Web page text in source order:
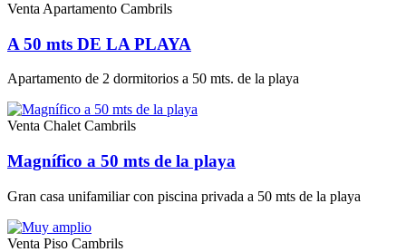
Venta Apartamento Cambrils
A 50 mts DE LA PLAYA
Apartamento de 2 dormitorios a 50 mts. de la playa
Venta Chalet Cambrils
Magnífico a 50 mts de la playa
Gran casa unifamiliar con piscina privada a 50 mts de la playa
Venta Piso Cambrils